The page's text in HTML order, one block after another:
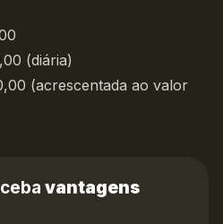
(diária)
(acrescentada ao valor
vantagens